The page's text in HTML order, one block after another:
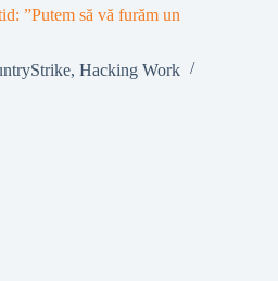
”Putem să vă furăm un
, Hacking Work